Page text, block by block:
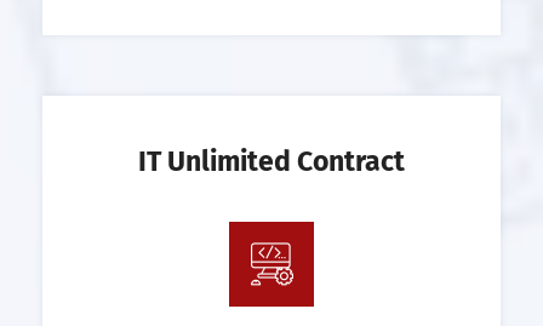
IT Unlimited Contract